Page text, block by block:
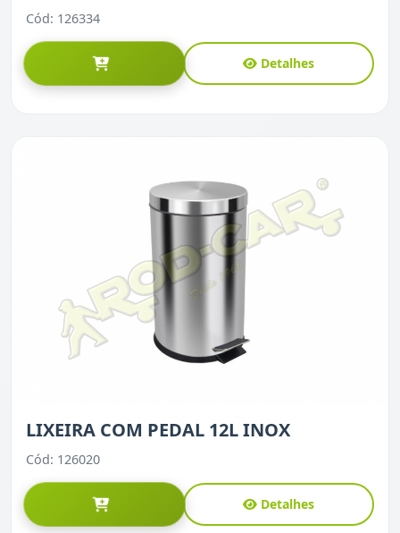
Cód: 126334
Detalhes
LIXEIRA COM PEDAL 12L INOX
Cód: 126020
Detalhes